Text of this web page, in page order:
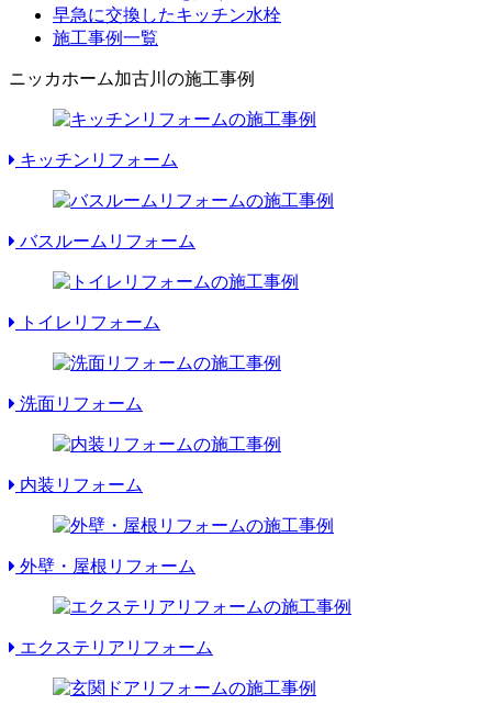
早急に交換したキッチン水栓
施工事例一覧
ニッカホーム加古川の施工事例
キッチンリフォーム
バスルームリフォーム
トイレリフォーム
洗面リフォーム
内装リフォーム
外壁・屋根リフォーム
エクステリアリフォーム